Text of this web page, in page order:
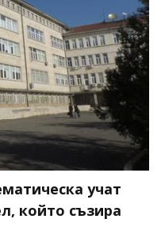
учат
който съзира